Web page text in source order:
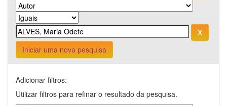
Iniciar uma nova pesquisa
Adicionar filtros:
Utilizar filtros para refinar o resultado da pesquisa.